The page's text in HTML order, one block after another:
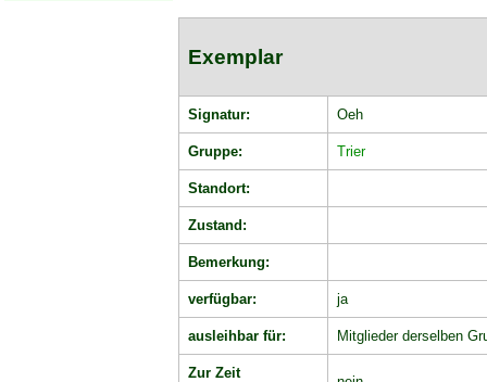
Exemplar
Signatur: Oeh
Gruppe: Trier
Standort:
Zustand:
Bemerkung:
verfügbar: ja
ausleihbar für: Mitglieder derselben
Zur Zeit